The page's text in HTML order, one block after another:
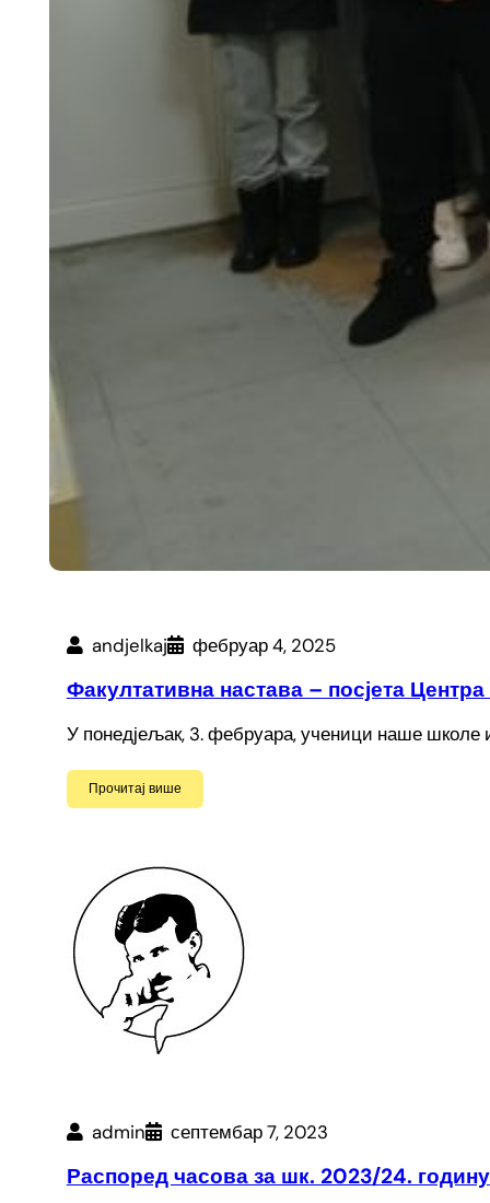
andjelkaj фебруар 4, 2025
Факултативна настава – посјета
У понедјељак, 3. фебруара, ученици наше школе
Прочитај више
admin септембар 7, 2023
Распоред часова за шк. 2023/24. годину